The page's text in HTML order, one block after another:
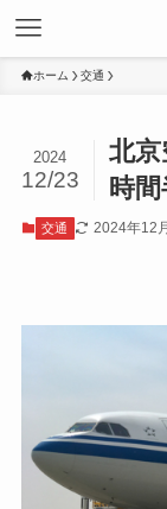
ホーム 交通
北
時
2024
12/23
交通 2024年12